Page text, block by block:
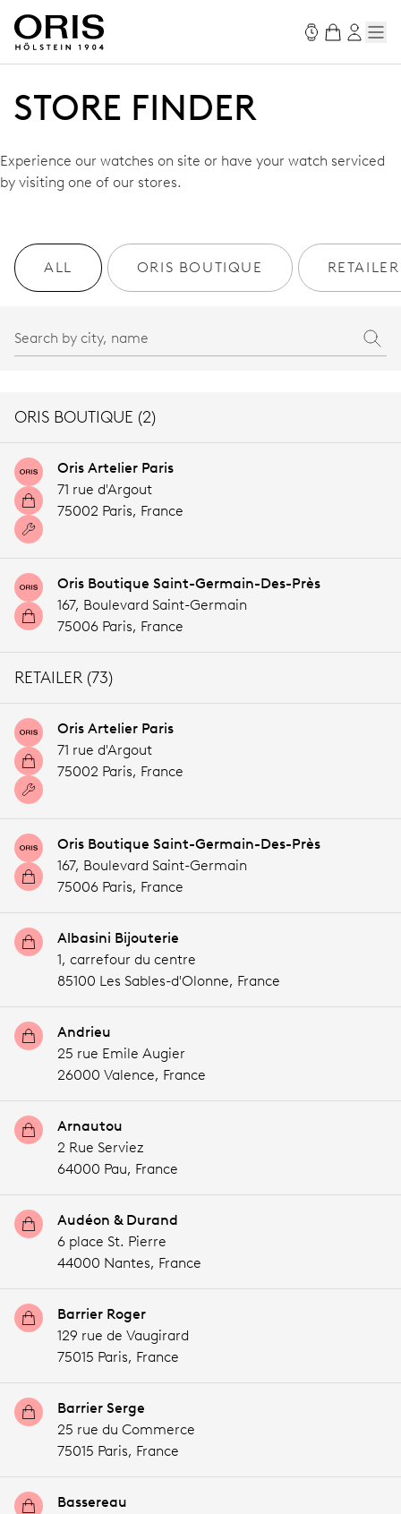
STORE FINDER
Experience our watches on site or have your watch serviced
by visiting one of our stores.
ALL ORIS BOUTIQUE RETAILER
ORIS BOUTIQUE (2)
Oris Artelier Paris
71 rue d'Argout
75002 Paris, France
Oris Boutique Saint-Germain-Des-Près
167, Boulevard Saint-Germain
75006 Paris, France
RETAILER (73)
Oris Artelier Paris
71 rue d'Argout
75002 Paris, France
Oris Boutique Saint-Germain-Des-Près
167, Boulevard Saint-Germain
75006 Paris, France
Albasini Bijouterie
1, carrefour du centre
85100 Les Sables-d'Olonne, France
Andrieu
25 rue Emile Augier
26000 Valence, France
Arnautou
2 Rue Serviez
64000 Pau, France
Audéon & Durand
6 place St. Pierre
44000 Nantes, France
Barrier Roger
129 rue de Vaugirard
75015 Paris, France
Barrier Serge
25 rue du Commerce
75015 Paris, France
Bassereau